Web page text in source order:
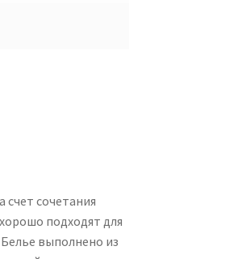
счет сочетания
подходят для
выполнено из